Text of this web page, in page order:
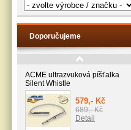
Doporučujeme
ACME ultrazvuková píšťalka
Silent Whistle
579,- Kč
689,- Kč
Detail